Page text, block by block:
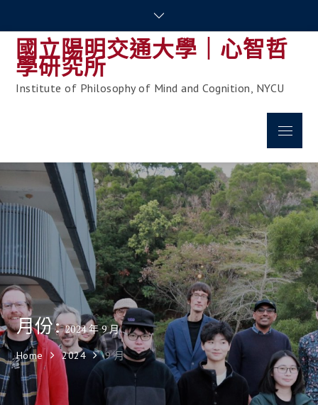
content國立陽明交通大學｜心智哲
學研究所
Institute of Philosophy of Mind and Cognition, NYCU
Menu
月份:2024 年 9 月
Home 2024 9 月